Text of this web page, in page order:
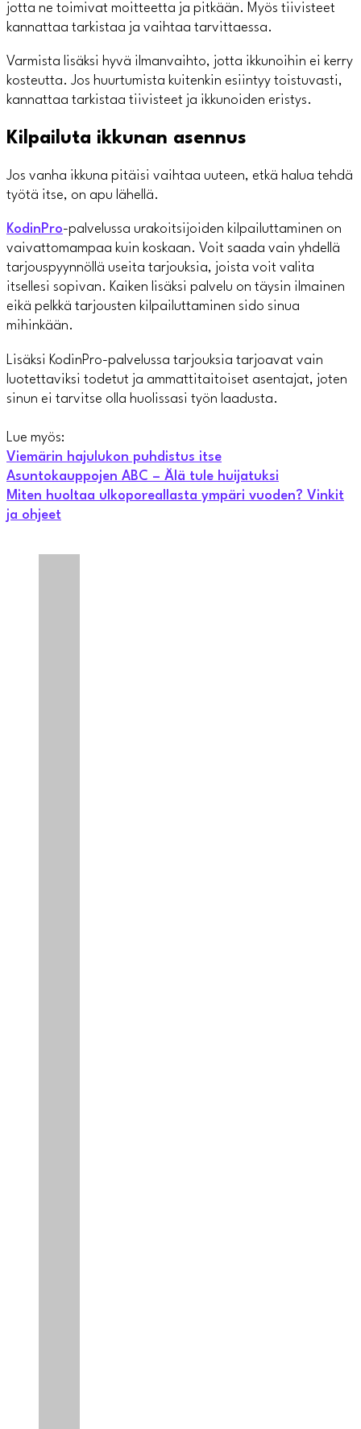
jotta ne toimivat moitteetta ja pitkään. Myös tiivisteet
kannattaa tarkistaa ja vaihtaa tarvittaessa.
Varmista lisäksi hyvä ilmanvaihto, jotta ikkunoihin ei kerry
kosteutta. Jos huurtumista kuitenkin esiintyy toistuvasti,
kannattaa tarkistaa tiivisteet ja ikkunoiden eristys.
Kilpailuta ikkunan asennus
Jos vanha ikkuna pitäisi vaihtaa uuteen, etkä halua tehdä
työtä itse, on apu lähellä.
KodinPro-palvelussa urakoitsijoiden kilpailuttaminen on
vaivattomampaa kuin koskaan. Voit saada vain yhdellä
tarjouspyynnöllä useita tarjouksia, joista voit valita
itsellesi sopivan. Kaiken lisäksi palvelu on täysin ilmainen
eikä pelkkä tarjousten kilpailuttaminen sido sinua
mihinkään.
Lisäksi KodinPro-palvelussa tarjouksia tarjoavat vain
luotettaviksi todetut ja ammattitaitoiset asentajat, joten
sinun ei tarvitse olla huolissasi työn laadusta.
Lue myös:
Viemärin hajulukon puhdistus itse
Asuntokauppojen ABC – Älä tule huijatuksi
Miten huoltaa ulkoporeallasta ympäri vuoden? Vinkit
ja ohjeet